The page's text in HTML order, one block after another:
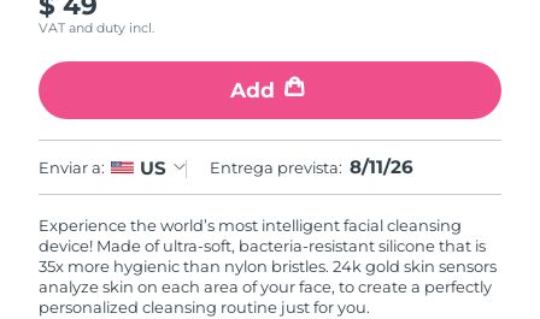
VAT and duty incl.
Add
Enviar a: US Entrega prevista: 8/11/26
Experience the world’s most intelligent facial cleansing
device! Made of ultra-soft, bacteria-resistant silicone that is
35x more hygienic than nylon bristles. 24k gold skin sensors
analyze skin on each area of your face, to create a perfectly
personalized cleansing routine just for you.